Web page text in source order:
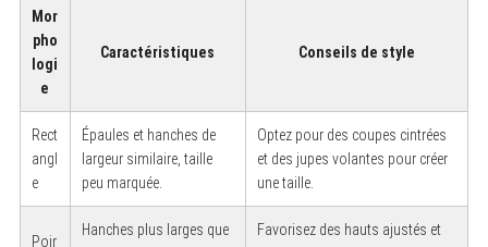
Mor
pho
logi
e
Caractéristiques Conseils de style
Rect
angl
e
Épaules et hanches de
largeur similaire, taille
peu marquée.
Optez pour des coupes cintrées
et des jupes volantes pour créer
une taille.
Poir
Hanches plus larges que
Favorisez des hauts ajustés et